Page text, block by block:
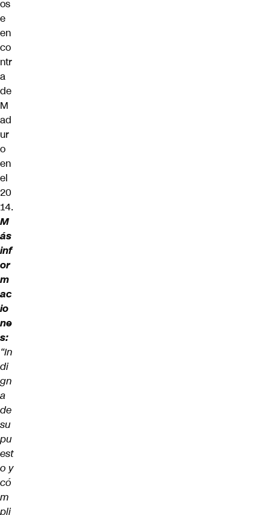
os
e
en
co
ntr
a
de
M
ad
ur
o
en
el
20
14.
M
ás
inf
or
m
ac
io
ne
s:
“In
di
gn
a
de
su
pu
est
o y
có
m
pli